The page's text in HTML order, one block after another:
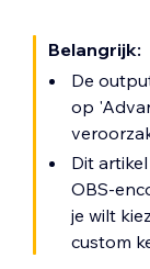
Belangrijk:
De
op
Dit
OBS-
je wilt
custom